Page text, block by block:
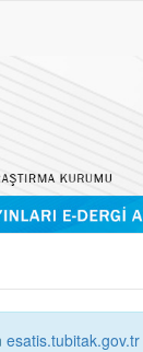
esatis.tubitak.gov.tr